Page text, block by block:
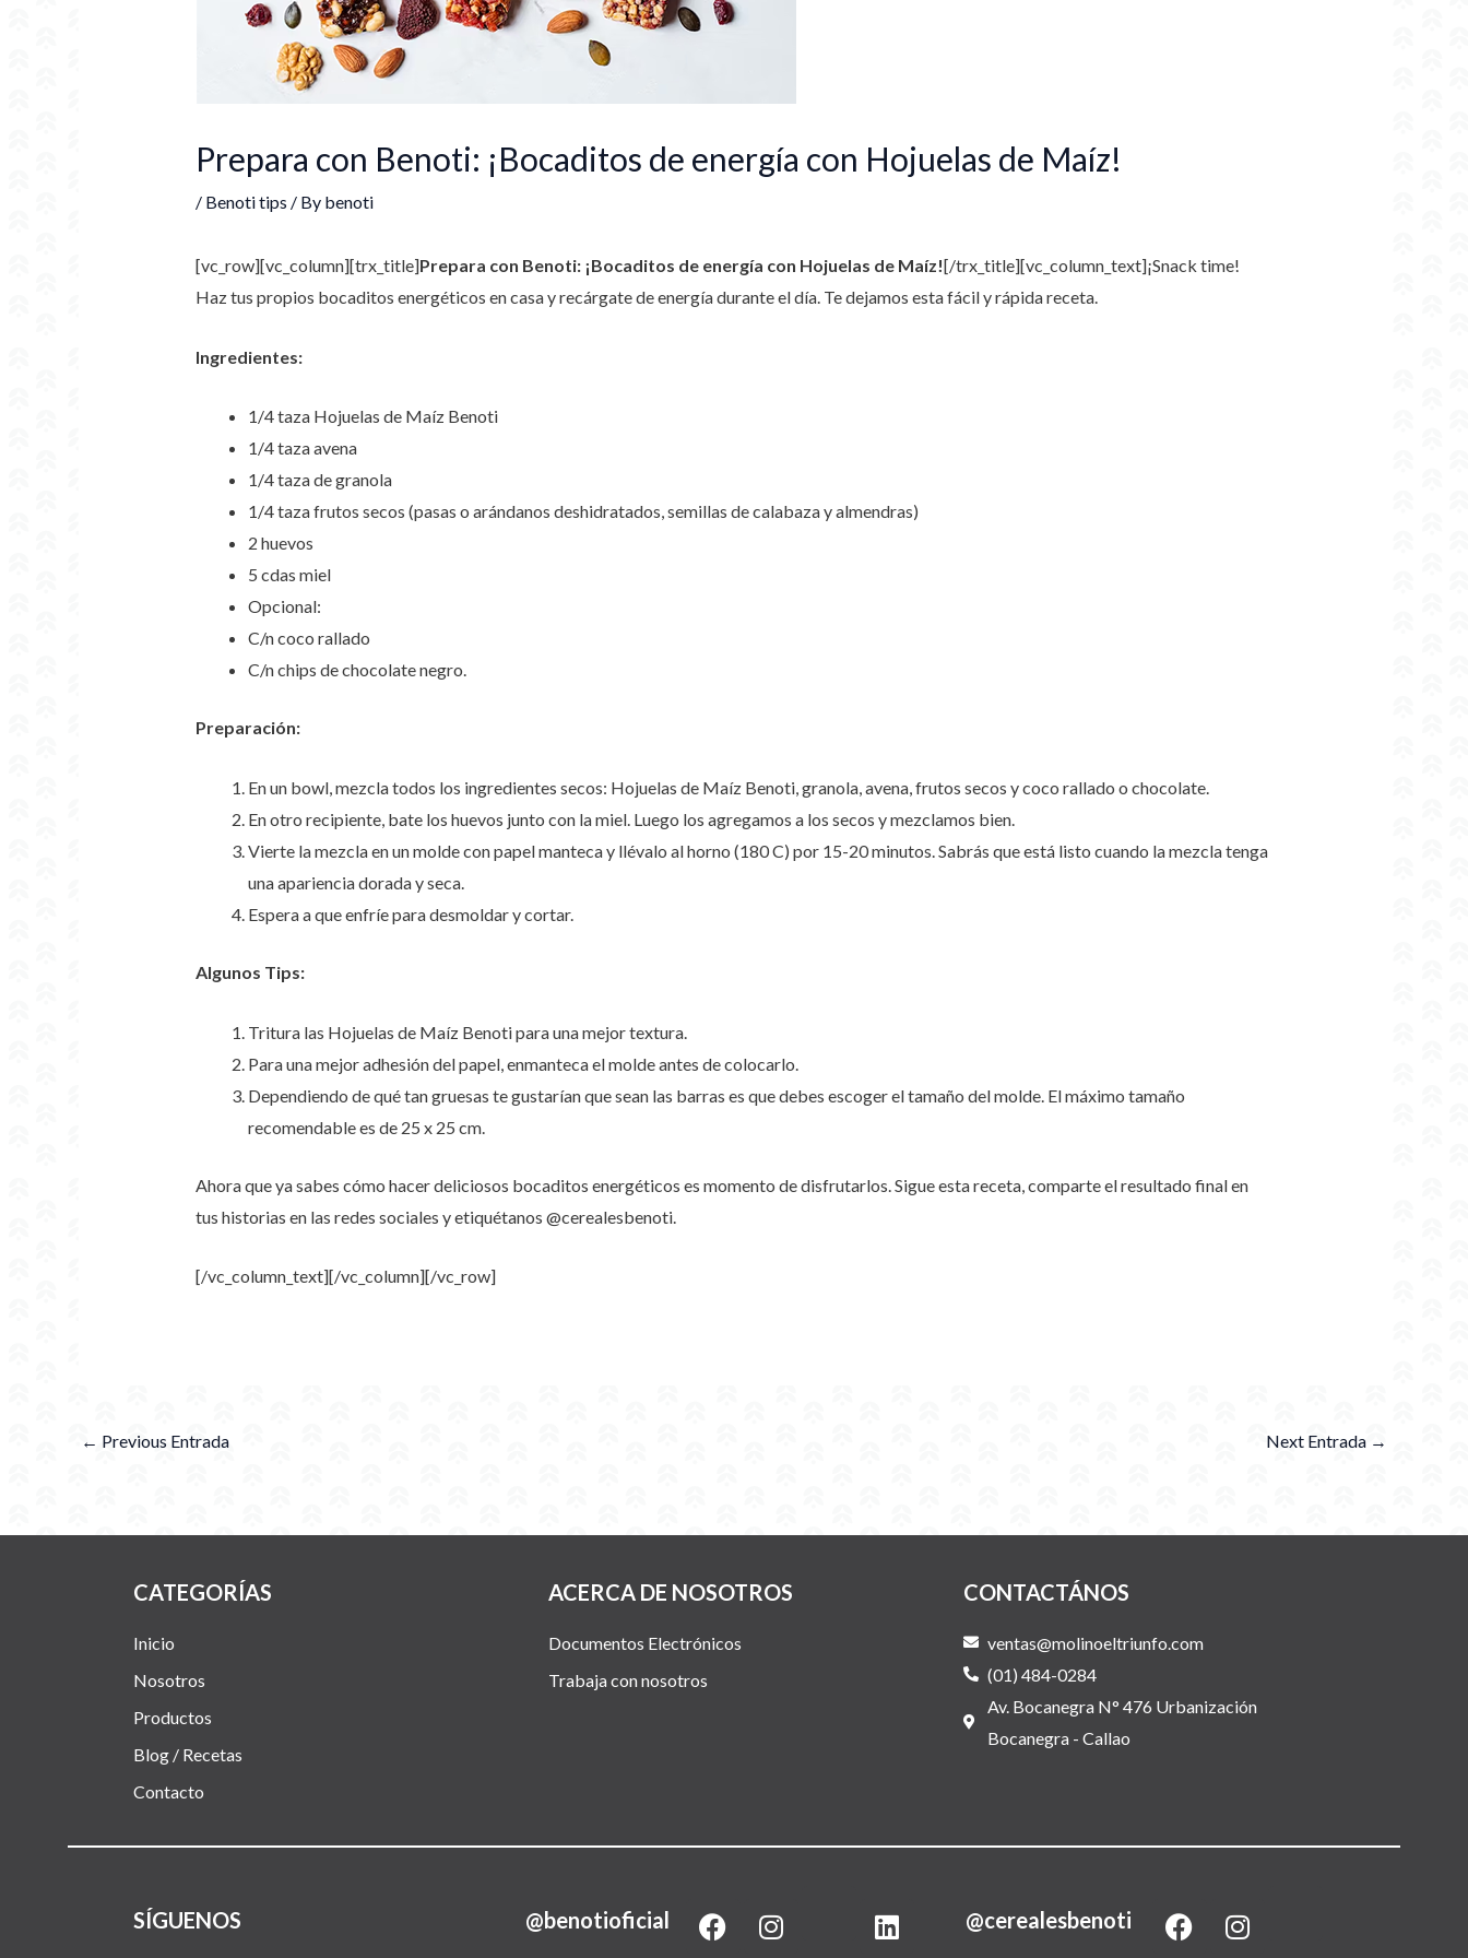
Prepara con Benoti: ¡Bocaditos de energía con Hojuelas de Maíz!
/ Benoti tips / By benoti
[vc_row][vc_column][trx_title]Prepara con Benoti: ¡Bocaditos de energía con Hojuelas de Maíz![/trx_title][vc_column_text]¡Snack time!
Haz tus propios bocaditos energéticos en casa y recárgate de energía durante el día. Te dejamos esta fácil y rápida receta.
Ingredientes:
1/4 taza Hojuelas de Maíz Benoti
1/4 taza avena
1/4 taza de granola
1/4 taza frutos secos (pasas o arándanos deshidratados, semillas de calabaza y almendras)
2 huevos
5 cdas miel
Opcional:
C/n coco rallado
C/n chips de chocolate negro.
Preparación:
En un bowl, mezcla todos los ingredientes secos: Hojuelas de Maíz Benoti, granola, avena, frutos secos y coco rallado o chocolate.
En otro recipiente, bate los huevos junto con la miel. Luego los agregamos a los secos y mezclamos bien.
Vierte la mezcla en un molde con papel manteca y llévalo al horno (180 C) por 15-20 minutos. Sabrás que está listo cuando la mezcla tenga
una apariencia dorada y seca.
Espera a que enfríe para desmoldar y cortar.
Algunos Tips:
Tritura las Hojuelas de Maíz Benoti para una mejor textura.
Para una mejor adhesión del papel, enmanteca el molde antes de colocarlo.
Dependiendo de qué tan gruesas te gustarían que sean las barras es que debes escoger el tamaño del molde. El máximo tamaño
recomendable es de 25 x 25 cm.
Ahora que ya sabes cómo hacer deliciosos bocaditos energéticos es momento de disfrutarlos. Sigue esta receta, comparte el resultado final en
tus historias en las redes sociales y etiquétanos @cerealesbenoti.
[/vc_column_text][/vc_column][/vc_row]
← Previous Entrada Next Entrada →
CATEGORÍAS
Inicio
Nosotros
Productos
Blog / Recetas
Contacto
ACERCA DE NOSOTROS
Documentos Electrónicos
Trabaja con nosotros
CONTACTÁNOS
ventas@molinoeltriunfo.com
(01) 484-0284
Av. Bocanegra N° 476 Urbanización
Bocanegra - Callao
SÍGUENOS @benotioficial
a
n
i
@cerealesbenoti
a
n